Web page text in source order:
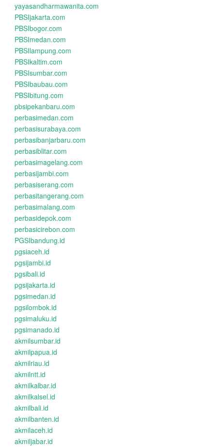
yayasandharmawanita.com
PBSIjakarta.com
PBSIbogor.com
PBSImedan.com
PBSIlampung.com
PBSIkaltim.com
PBSIsumbar.com
PBSIbaubau.com
PBSIbitung.com
pbsipekanbaru.com
perbasimedan.com
perbasisurabaya.com
perbasibanjarbaru.com
perbasiblitar.com
perbasimagelang.com
perbasijambi.com
perbasiserang.com
perbasitangerang.com
perbasimalang.com
perbasidepok.com
perbasicirebon.com
PGSIbandung.id
pgsiaceh.id
pgsijambi.id
pgsibali.id
pgsijakarta.id
pgsimedan.id
pgsilombok.id
pgsimaluku.id
pgsimanado.id
akmilsumbar.id
akmilpapua.id
akmilriau.id
akmilntt.id
akmilkalbar.id
akmilkalsel.id
akmilbali.id
akmilbanten.id
akmilaceh.id
akmiljabar.id